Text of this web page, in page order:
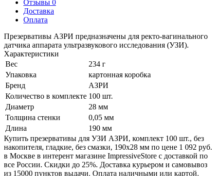
Отзывы 0
Доставка
Оплата
Презервативы АЗРИ предназначены для ректо-вагинального
датчика аппарата ультразвукового исследования (УЗИ).
Характеристики
Вес
234 г
Упаковка
картонная коробка
Бренд
АЗРИ
Количество в комплекте 100 шт.
Диаметр
28 мм
Толщина стенки
0,05 мм
Длина
190 мм
Купить презервативы для УЗИ АЗРИ, комплект 100 шт., без
накопителя, гладкие, без смазки, 190х28 мм по цене 1 092 руб.
в Москве в интерент магазине ImpressiveStore с доставкой по
все России. Скидки до 25%. Доставка курьером и самовывоз
из 15000 пунктов выдачи. Оплата наличными или картой.